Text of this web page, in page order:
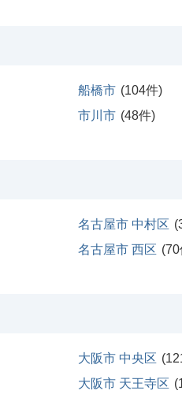
船橋市 (104件)
市川市 (48件)
名古屋市 中村区 (
名古屋市 西区 (70
大阪市 中央区 (
大阪市 天王寺区 (